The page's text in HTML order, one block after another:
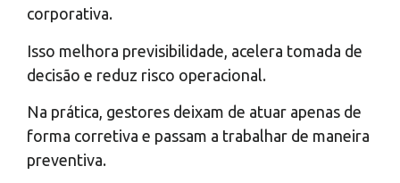
corporativa.
Isso melhora previsibilidade, acelera tomada de
decisão e reduz risco operacional.
Na prática, gestores deixam de atuar apenas de
forma corretiva e passam a trabalhar de maneira
preventiva.